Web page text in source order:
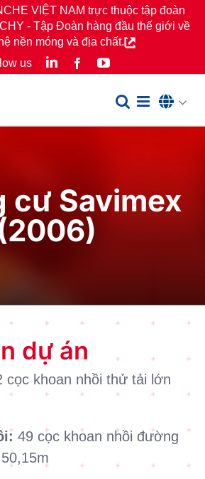
VIỆT NAM trực thuộc tập đoàn
- Tập Đoàn hàng đầu thế giới về
nền móng và địa chất.
us
LinkedInFacebookYouTube
cư Savimex
dự án
cọc khoan nhồi thử tải lớn
49 cọc khoan nhồi đường